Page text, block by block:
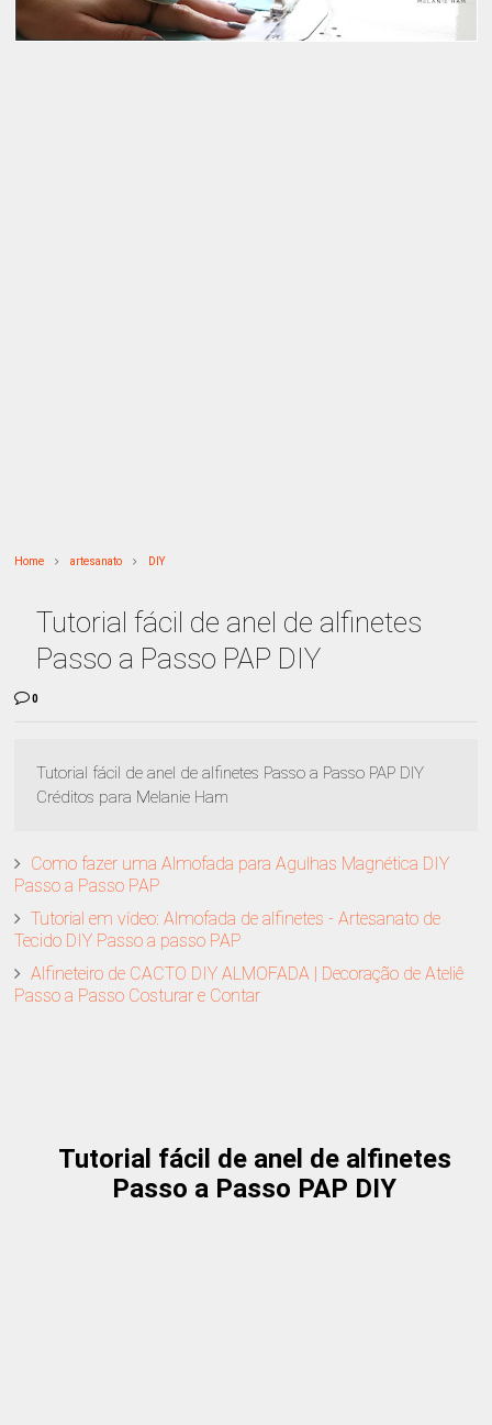
Home artesanato DIY
Tutorial fácil de anel de alfinetes
Passo a Passo PAP DIY
0
Tutorial fácil de anel de alfinetes Passo a Passo PAP DIY
Créditos para Melanie Ham
Como fazer uma Almofada para Agulhas Magnética DIY
Passo a Passo PAP
Tutorial em vídeo: Almofada de alfinetes - Artesanato de
Tecido DIY Passo a passo PAP
Alfineteiro de CACTO DIY ALMOFADA | Decoração de Ateliê
Passo a Passo Costurar e Contar
Tutorial fácil de anel de alfinetes
Passo a Passo PAP DIY